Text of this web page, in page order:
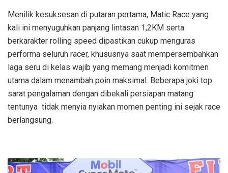
Menilik kesuksesan di putaran pertama, Matic Race yang
kali ini menyuguhkan panjang lintasan 1,2KM serta
berkarakter rolling speed dipastikan cukup menguras
performa seluruh racer, khususnya saat mempersembahkan
laga seru di kelas wajib yang memang menjadi komitmen
utama dalam menambah poin maksimal. Beberapa joki top
sarat pengalaman dengan dibekali persiapan matang
tentunya tidak menyia nyiakan momen penting ini sejak race
berlangsung.